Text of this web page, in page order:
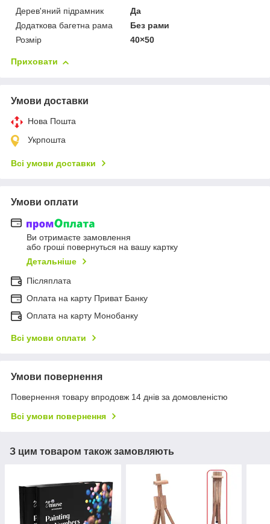
Дерев'яний підрамник
Да
Додаткова багетна рама
Без рами
Розмір
40×50
Приховати
Умови доставки
Нова Пошта
Укрпошта
Всі умови доставки
Умови оплати
Ви отримаєте замовлення
або гроші повернуться на вашу картку
Детальніше
Післяплата
Оплата на карту Приват Банку
Оплата на карту Монобанку
Всі умови оплати
Умови повернення
Повернення товару впродовж 14 днів за домовленістю
Всі умови повернення
З цим товаром також замовляють